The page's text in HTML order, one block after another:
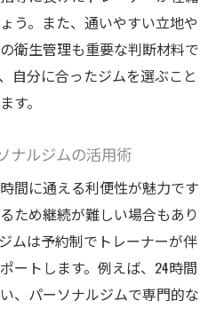
ム×パーソナルジムの賢い選
パーソナルジムを選ぶコツ
やすいパーソナルジムの
ーソナルジムから始まる
で健康的なウエストケア習
利用が生活習慣改善に役立
つく健康的な食事と運動の
う。また、通いやすい立地や
衛生管理も重要な判断材料で
自分に合ったジムを選ぶこと
す。
ナルジムの活用術
間に通える利便性が魅力です
ため継続が難しい場合もあり
ムは予約制でトレーナーが伴
ートします。例えば、24時間
、パーソナルジムで専門的な